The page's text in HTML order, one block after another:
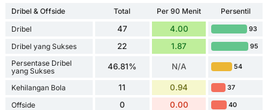
Dribel & Offside Total Per 90 Menit
Persentil
Dribel
47 4.00 93
Dribel yang Sukses 22 1.87 95
Persentase Dribel
yang Sukses
46.81% N/A 54
Kehilangan Bola 11 0.94 37
Offside 0 0.00 40